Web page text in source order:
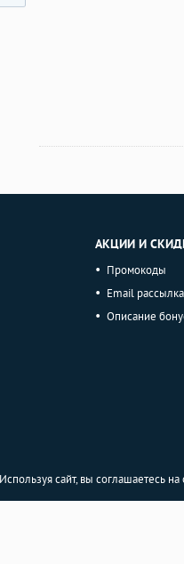
АКЦИИ И
Промокоды
Email рассылка
Описание
Используя сайт, вы соглашаетесь